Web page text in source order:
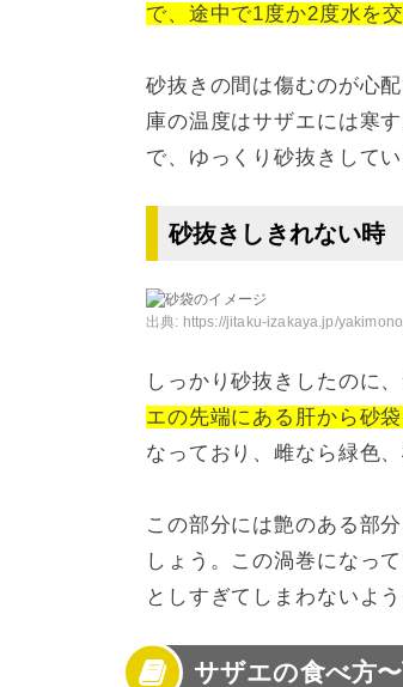
で、途中で1度か2度水を
砂抜きの間は傷むのが心
庫の温度はサザエには寒
で、ゆっくり砂抜きしてい
砂抜きしきれない時
出典: https://jitaku-izakaya.jp/
しっかり砂抜きしたのに
エの先端にある肝から砂
なっており、雌なら緑色
この部分には艶のある部
しょう。この渦巻になっ
としすぎてしまわないよ
サザエの食べ方